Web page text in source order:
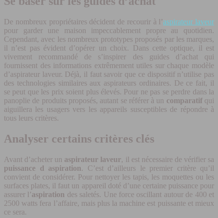
De nombreux propriétaires décident de recourir à l’aspirateur laveur
pour garder une maison impeccablement propre au quotidien.
Cependant, avec les nombreux prototypes proposés par les marques,
il n’est pas évident d’opérer un choix. Dans cette optique, il est
vivement recommandé de s’inspirer des guides d’achat qui
fournissent des informations extrêmement utiles sur chaque modèle
d’aspirateur laveur. Déjà, il faut savoir que ce dispositif n’utilise pas
des technologies similaires aux aspirateurs ordinaires. De ce fait, il
se peut que les prix soient plus élevés. Pour ne pas se perdre dans la
panoplie de produits proposés, autant se référer à un comparatifqui
aiguillera les usagers vers les appareils susceptibles de répondre à
tous leurs critères.
Analyser certains critères clés
Avant d’acheter un aspirateur laveur, il est nécessaire de vérifier sa
puissance d aspiration. C’est d’ailleurs le premier critère qu’il
convient de considérer. Pour nettoyer les tapis, les moquettes ou les
surfaces plates, il faut un appareil doté d’une certaine puissance pour
assurer l’aspiration des saletés. Une force oscillant autour de 400 et
2500 watts fera l’affaire, mais plus la machine est puissante et mieux
ce sera.